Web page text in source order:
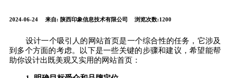
2024-06-24 来自: 陕西印象信息技术有限公司 浏览次数:1200
设计一个吸引人的网站首页是一个综合性的任务，它涉及
到多个方面的考虑。以下是一些关键的步骤和建议，希望能帮
助你设计出既美观又实用的网站首页：